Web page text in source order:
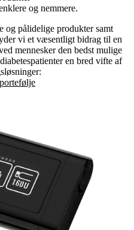
og nemmere.
og pålidelige produkter samt
vi et væsentligt bidrag til en
mennesker den bedst mulige
en bred vifte af